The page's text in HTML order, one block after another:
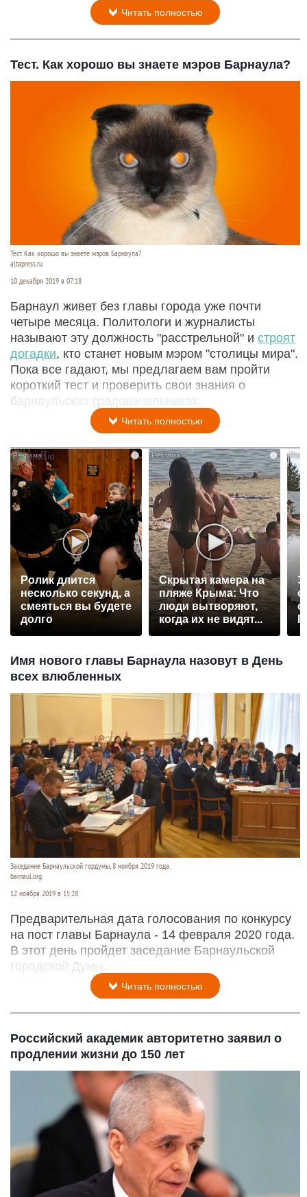
Читать полностью
Тест. Как хорошо вы знаете мэров Барнаула?
Тест. Как хорошо вы знаете мэров Барнаула?
altapress.ru
10 декабря 2019 в 07:18
Барнаул живет без главы города уже почти
четыре месяца. Политологи и журналисты
называют эту должность "расстрельной" и строят
догадки, кто станет новым мэром "столицы мира".
Пока все гадают, мы предлагаем вам пройти
короткий тест и проверить свои знания о
барнаульских градоначальниках.
Читать полностью
i
Ролик длится
несколько секунд, а
смеяться вы будете
долго
i
Скрытая камера на
пляже Крыма: Что
люди вытворяют,
когда их не видят...
Имя нового главы Барнаула назовут в День
всех влюбленных
Заседание Барнаульской гордумы, 8 ноября 2019 года.
barnaul.org
12 ноября 2019 в 15:28
Предварительная дата голосования по конкурсу
на пост главы Барнаула - 14 февраля 2020 года.
В этот день пройдет заседание Барнаульской
городской Думы.
Читать полностью
Российский академик авторитетно заявил о
продлении жизни до 150 лет